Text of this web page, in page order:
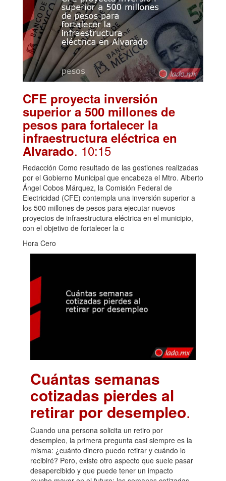
CFE proyecta inversión
superior a 500 millones de
pesos para fortalecer la
infraestructura eléctrica en
Alvarado. 10:15
Redacción Como resultado de las gestiones realizadas
por el Gobierno Municipal que encabeza el Mtro. Alberto
Ángel Cobos Márquez, la Comisión Federal de
Electricidad (CFE) contempla una inversión superior a
los 500 millones de pesos para ejecutar nuevos
proyectos de infraestructura eléctrica en el municipio,
con el objetivo de fortalecer la c
Hora Cero
Cuántas semanas
cotizadas pierdes al
retirar por desempleo.
Cuando una persona solicita un retiro por
desempleo, la primera pregunta casi siempre es la
misma: ¿cuánto dinero puedo retirar y cuándo lo
recibiré? Pero, existe otro aspecto que suele pasar
desapercibido y que puede tener un impacto